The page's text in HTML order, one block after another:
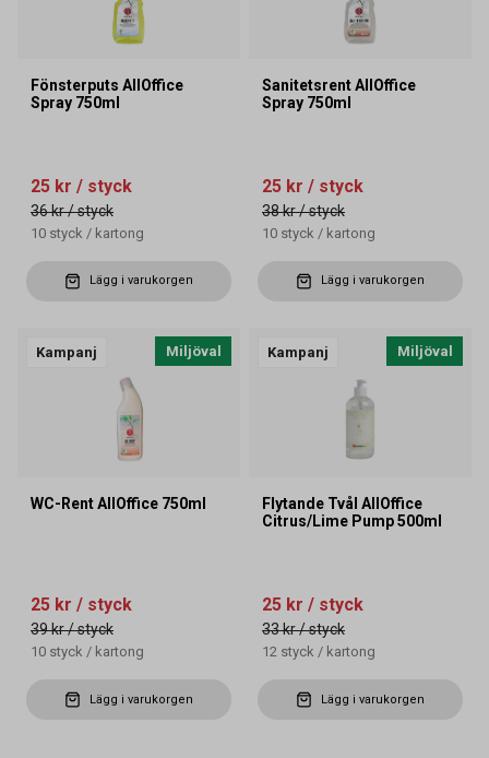
Fönsterputs AllOffice
Spray 750ml
25 kr / styck
36 kr/ styck
10 styck / kartong
Lägg i varukorgen
Sanitetsrent AllOffice
Spray 750ml
25 kr / styck
38 kr/ styck
10 styck / kartong
Lägg i varukorgen
Kampanj Miljöval
WC-Rent AllOffice 750ml
25 kr / styck
39 kr/ styck
10 styck / kartong
Lägg i varukorgen
Kampanj Miljöval
Flytande Tvål AllOffice
Citrus/Lime Pump 500ml
25 kr / styck
33 kr/ styck
12 styck / kartong
Lägg i varukorgen